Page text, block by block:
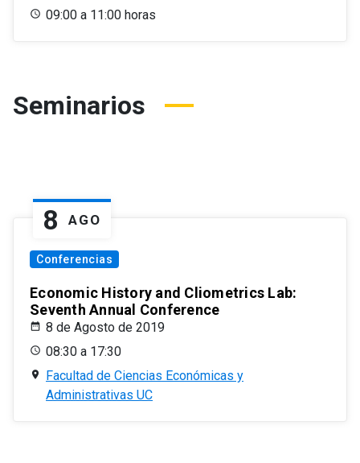
09:00 a 11:00 horas
Seminarios
8 AGO
Conferencias
Economic History and Cliometrics Lab:
Seventh Annual Conference
8 de Agosto de 2019
08:30 a 17:30
Facultad de Ciencias Económicas y
Administrativas UC